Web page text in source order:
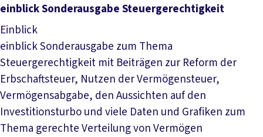
Datei herunterladen
einblick Sonderausgabe Steuergerechtigkeit
Einblick
einblick Sonderausgabe zum Thema
Steuergerechtigkeit mit Beiträgen zur Reform der
Erbschaftsteuer, Nutzen der Vermögensteuer,
Vermögensabgabe, den Aussichten auf den
Investitionsturbo und viele Daten und Grafiken zum
Thema gerechte Verteilung von Vermögen